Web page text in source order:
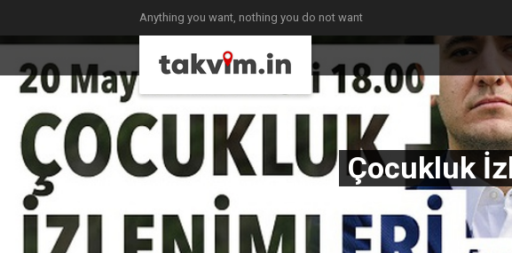
Anything you want, nothing you do not want
Çocukluk